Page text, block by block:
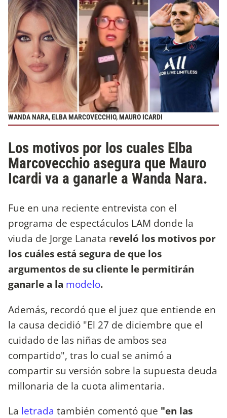
WANDA NARA, ELBA MARCOVECCHIO, MAURO ICARDI
Los motivos por los cuales Elba
Marcovecchio asegura que Mauro
Icardi va a ganarle a Wanda Nara.
Fue en una reciente entrevista con el
programa de espectáculos LAM donde la
viuda de Jorge Lanata reveló los motivos por
los cuáles está segura de que los
argumentos de su cliente le permitirán
ganarle a la modelo.
Además, recordó que el juez que entiende en
la causa decidió "El 27 de diciembre que el
cuidado de las niñas de ambos sea
compartido", tras lo cual se animó a
compartir su versión sobre la supuesta deuda
millonaria de la cuota alimentaria.
La letrada también comentó que "en las